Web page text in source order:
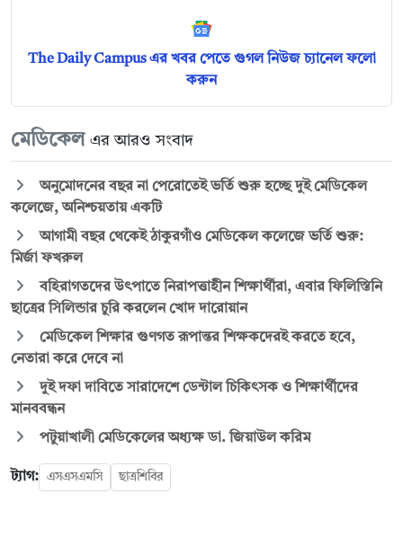
The Daily Campus এর খবর পেতে গুগল নিউজ চ্যানেল ফলো
করুন
মেডিকেল এর আরও সংবাদ
অনুমোদনের বছর না পেরোতেই ভর্তি শুরু হচ্ছে দুই মেডিকেল
কলেজে, অনিশ্চয়তায় একটি
আগামী বছর থেকেই ঠাকুরগাঁও মেডিকেল কলেজে ভর্তি শুরু:
মির্জা ফখরুল
বহিরাগতদের উৎপাতে নিরাপত্তাহীন শিক্ষার্থীরা, এবার ফিলিস্তিনি
ছাত্রের সিলিন্ডার চুরি করলেন খোদ দারোয়ান
মেডিকেল শিক্ষার গুণগত রূপান্তর শিক্ষকদেরই করতে হবে,
নেতারা করে দেবে না
দুই দফা দাবিতে সারাদেশে ডেন্টাল চিকিৎসক ও শিক্ষার্থীদের
মানববন্ধন
পটুয়াখালী মেডিকেলের অধ্যক্ষ ডা. জিয়াউল করিম
ট্যাগ: এস‌এস‌এমসি ছাত্রশিবির